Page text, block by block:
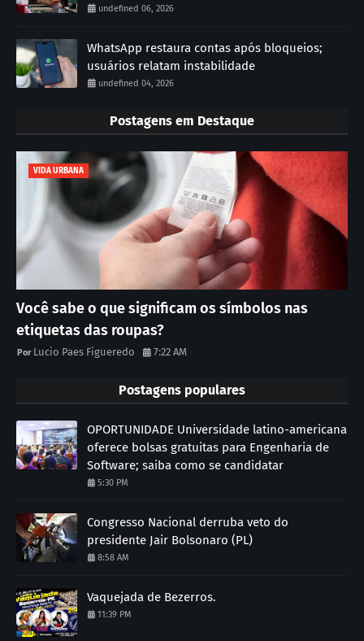
undefined 06, 2026
WhatsApp restaura contas após bloqueios;
usuários relatam instabilidade
undefined 04, 2026
Postagens em Destaque
VIDA URBANA
Você sabe o que significam os símbolos nas
etiquetas das roupas?
Lucio Paes Figueredo 7:22 AM
Postagens populares
OPORTUNIDADE Universidade latino-americana
oferece bolsas gratuitas para Engenharia de
Software; saiba como se candidatar
5:30 PM
Congresso Nacional derruba veto do
presidente Jair Bolsonaro (PL)
8:58 AM
Vaquejada de Bezerros.
11:39 PM